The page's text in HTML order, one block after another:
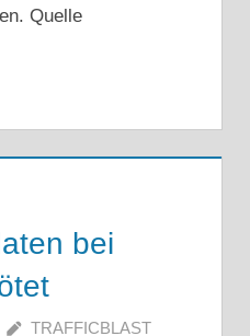
Quelle
bei
TRAFFICBLAST